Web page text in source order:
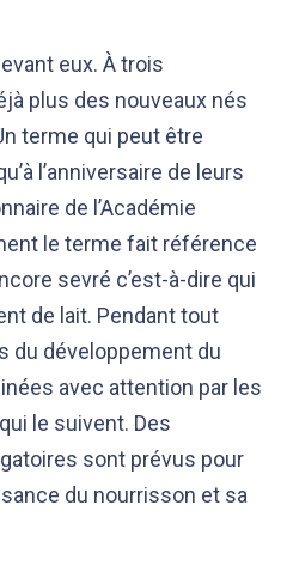
article avec soin, pour
des informations et de
scientifique ainsi
des
eux. À trois
plus des nouveaux nés
terme qui peut être
l’anniversaire de leurs
de l’Académie
le terme fait référence
sevré c’est-à-dire qui
de lait. Pendant tout
du développement du
avec attention par les
le suivent. Des
sont prévus pour
du nourrisson et sa